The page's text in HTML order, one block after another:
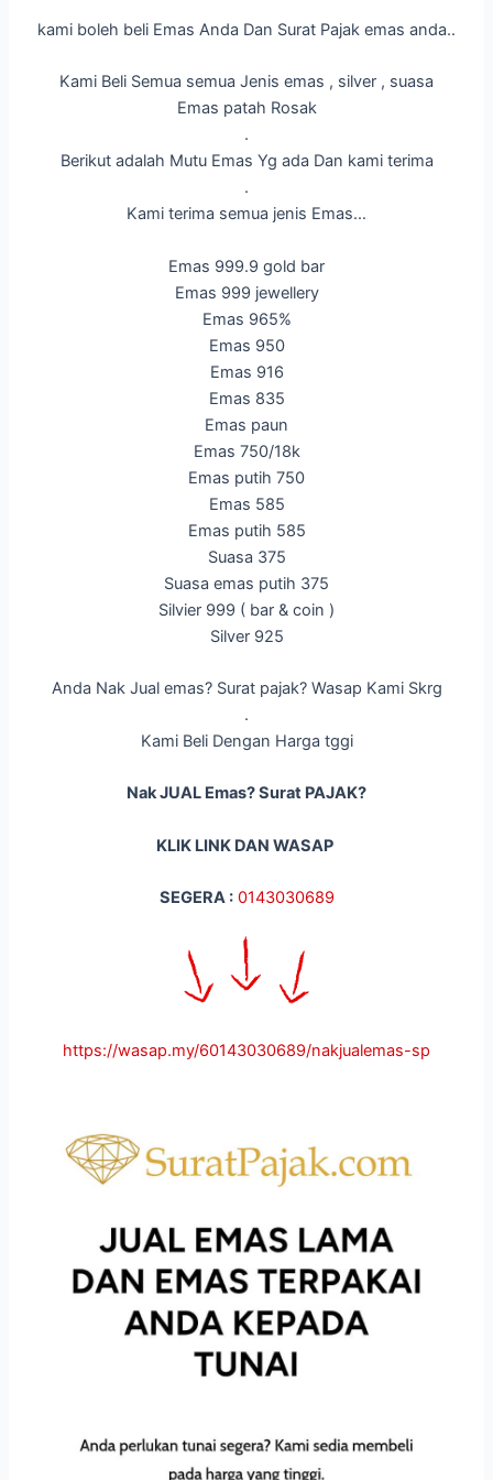
kami boleh beli Emas Anda Dan Surat Pajak emas anda..
Kami Beli Semua semua Jenis emas , silver , suasa
Emas patah Rosak
.
Berikut adalah Mutu Emas Yg ada Dan kami terima
.
Kami terima semua jenis Emas…
Emas 999.9 gold bar
Emas 999 jewellery
Emas 965%
Emas 950
Emas 916
Emas 835
Emas paun
Emas 750/18k
Emas putih 750
Emas 585
Emas putih 585
Suasa 375
Suasa emas putih 375
Silvier 999 ( bar & coin )
Silver 925
Anda Nak Jual emas? Surat pajak? Wasap Kami Skrg
.
Kami Beli Dengan Harga tggi
Nak JUAL Emas? Surat PAJAK?
KLIK LINK DAN WASAP
SEGERA : 0143030689
https://wasap.my/60143030689/nakjualemas-sp